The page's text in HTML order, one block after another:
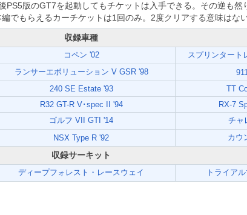
版のGT7を起動してもチケットは入手できる。その逆も然
でもらえるカーチケットは1回のみ。2度クリアする意味はない
収録車種
コペン '02
スプリンタート
ランサーエボリューション V GSR '98
240 SE Estate '93
TT
R32 GT-R V･spec II '94
RX-7
ゴルフ VII GTI '14
チャ
NSX Type R '92 カウ
収録サーキット
ディープフォレスト・レースウェイ トライア